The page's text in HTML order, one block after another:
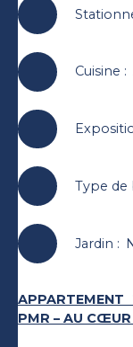
Cuisine :
Type de
Jardin :
PMR – AU CŒUR